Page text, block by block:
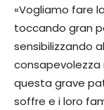
«Vogliamo fare
toccando gran
sensibilizzando
consapevolezza
questa grave
soffre e i loro